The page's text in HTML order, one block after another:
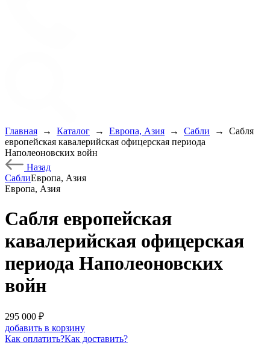
Главная → Каталог → Европа, Азия → Сабли →
Сабля
европейская кавалерийская офицерская периода
Наполеоновских войн
Назад
СаблиЕвропа, Азия
Европа, Азия
Сабля европейская
кавалерийская офицерская
периода Наполеоновских
войн
295 000 ₽
добавить в корзину
Как оплатить?Как доставить?